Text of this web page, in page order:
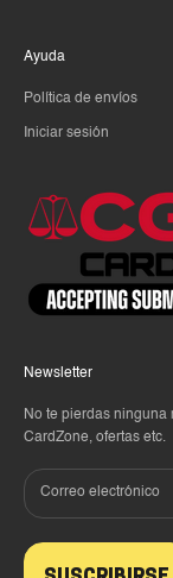
Ayuda
Política de envíos
Iniciar sesión
Newsletter
No te pierdas ninguna
CardZone, ofertas etc.